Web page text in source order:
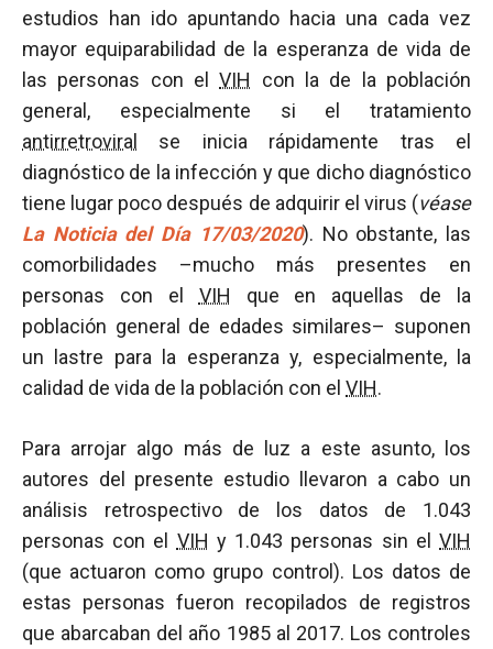
estudios han ido apuntando hacia una cada vez
mayor equiparabilidad de la esperanza de vida de
las personas con elVIH
con la de la población
general, especialmente si el tratamiento
antirretroviral
se inicia rápidamente tras el
diagnóstico de la infección y que dicho diagnóstico
tiene lugar poco después de adquirir el virus (véase
La Noticia del Día 17/03/2020). No obstante, las
comorbilidades –mucho más presentes en
personas con el VIH que en aquellas de la
población general de edades similares– suponen
un lastre para la esperanza y, especialmente, la
calidad de vida de la población con el VIH.
Para arrojar algo más de luz a este asunto, los
autores del presente estudio llevaron a cabo un
análisis retrospectivo de los datos de 1.043
personas con el VIH y 1.043 personas sin elVIH
(que actuaron como grupo control). Los datos de
estas personas fueron recopilados de registros
que abarcaban del año 1985 al 2017. Los controles